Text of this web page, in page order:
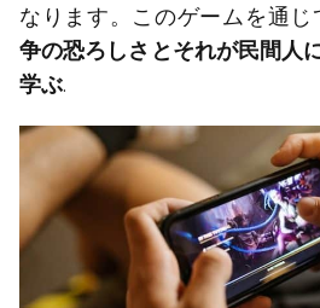
なります。このゲームを通じ
争の恐ろしさとそれが民間人
学ぶ.